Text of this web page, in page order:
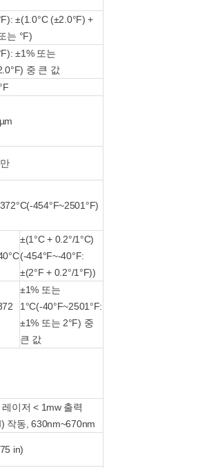
±(1.0°C (±2.0°F) +
는 °F)
±1% 또는
중 큰 값
454°F~2501°F)
±(1°C + 0.2°/1°C)
(-454°F~-40°F:
±(2°F + 0.2°/1°F))
±1% 또는
1°C(-40°F~2501°F:
±1% 또는 2°F) 중
큰 값
이저 < 1mw 출력
작동, 630nm~670nm
in)